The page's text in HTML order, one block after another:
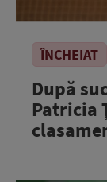
ÎNCHEIAT
După
Patricia